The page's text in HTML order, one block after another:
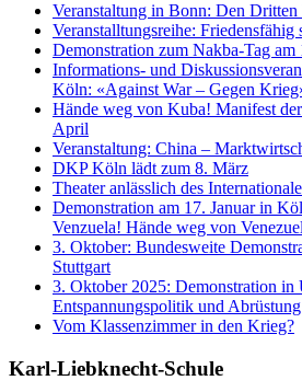
Veranstaltung in Bonn: Den
Veranstalltungsreihe: Friedensfähig
Demonstration zum Nakba-Tag
Informations- und
Köln: «Against War – Gegen
Hände weg von Kuba! Manifest
April
Veranstaltung: China –
DKP Köln lädt zum 8. März
Theater anlässlich des
Demonstration am 17. Januar in
Venzuela! Hände weg von
3. Oktober: Bundesweite
Stuttgart
3. Oktober 2025: Demonstration in
Entspannungspolitik und Abrüstung
Vom Klassenzimmer in den Krieg?
Karl-Liebknecht-­Schule